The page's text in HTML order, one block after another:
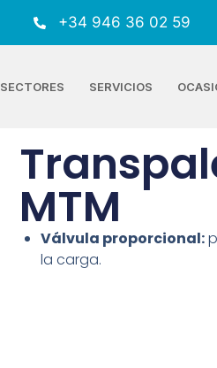
+34 946 36 02 59
SECTORES SERVICIOS
MTM
Válvula proporcional:
la carga.